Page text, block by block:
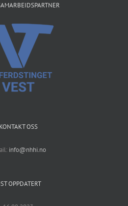
KONTAKT OSS
info@nhhi.no
OPPDATERT